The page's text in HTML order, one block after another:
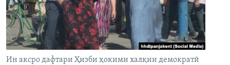
Ин аксро дафтари Ҳизби ҳокими халқии демократӣ